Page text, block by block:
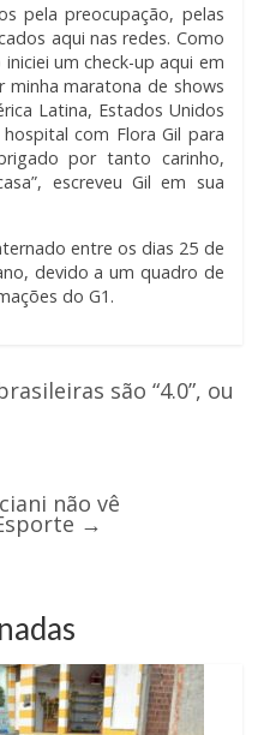
pela preocupação, pelas
aqui nas redes. Como
um check-up aqui em
minha maratona de shows
Latina, Estados Unidos
com Flora Gil para
por tanto carinho,
escreveu Gil em sua
entre os dias 25 de
devido a um quadro de
do G1.
são “4.0”, ou
não vê
→